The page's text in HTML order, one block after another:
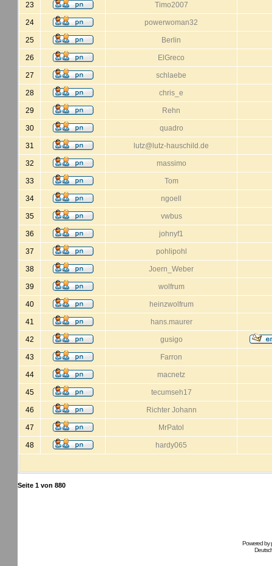
23 Timo2007
24 powerwoman32
25 Berlin
26 ElGreco
27 schlaebe
28 chris_e
29 Rehn
30 quadro
31 lutz@lutz-hauschild.de
32 massimo
33 Tom
34 ngoell
35 vwbus
36 johnyf1
37 pohlipohl
38 Joern_Weber
39 wolfrum
40 heinzwolfrum
41 hans.maurer
42 gusigo
43 Farron
44 macnetz
45 tecumseh17
46 Richter Johann
47 MrPatol
48 hardy065
Seite 1 von 880
Powered by